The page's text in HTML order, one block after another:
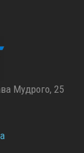
Мудрого, 25